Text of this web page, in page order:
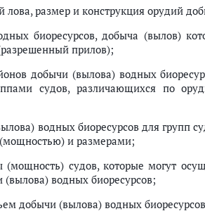
лова, размер и конструкция орудий
биоресурсов, добыча (вылов)
прилов);
добычи (вылова) водных
судов, различающихся по
водных биоресурсов для групп
и размерами;
(мощность) судов, которые могут
водных биоресурсов;
добычи (вылова) водных